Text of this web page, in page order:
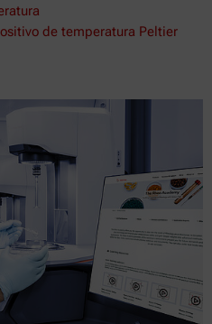
de temperatura Peltier